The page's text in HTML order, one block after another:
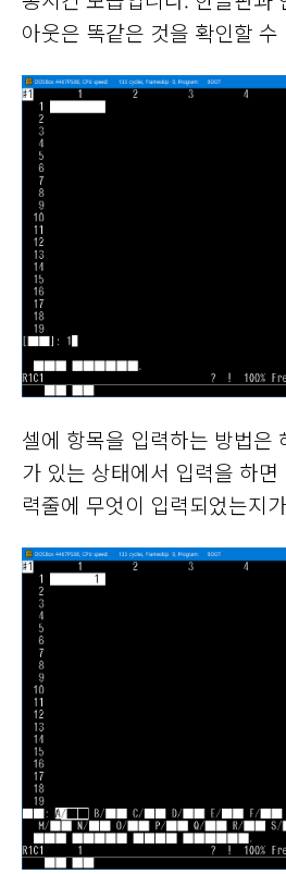
아웃은 똑같은 것을 확인할 수
셀에 항목을 입력하는 방법은
가 있는 상태에서 입력을 하
력줄에 무엇이 입력되었는지